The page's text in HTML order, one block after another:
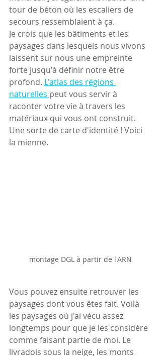
tour de béton où les escaliers de
secours ressemblaient à ça.
Je crois que les bâtiments et les
paysages dans lesquels nous vivons
laissent sur nous une empreinte
forte jusqu'à définir notre être
profond. L'atlas des régions
naturelles peut vous servir à
raconter votre vie à travers les
matériaux qui vous ont construit.
Une sorte de carte d'identité ! Voici
la mienne.
montage DGL à partir de l'ARN
Vous pouvez ensuite retrouver les
paysages dont vous êtes fait. Voilà
les paysages où j'ai vécu assez
longtemps pour que je les considère
comme faisant partie de moi. Le
livradois sous la neige, les monts